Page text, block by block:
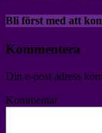
Bli först med att
Kommentera
Din e-post adress
Kommentar